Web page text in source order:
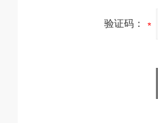
验证码：